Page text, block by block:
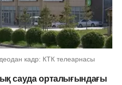
кадр: КТК телеарнасы
сауда орталығындағы